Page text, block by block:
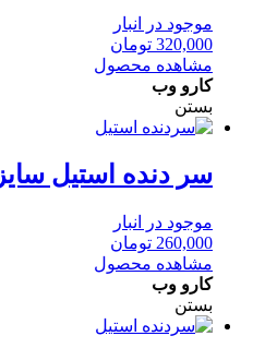
موجود در انبار
320,000 تومان
مشاهده محصول
کارو وب
بستن
سر دنده استیل سایز 1/2-2 اینچ
موجود در انبار
260,000 تومان
مشاهده محصول
کارو وب
بستن